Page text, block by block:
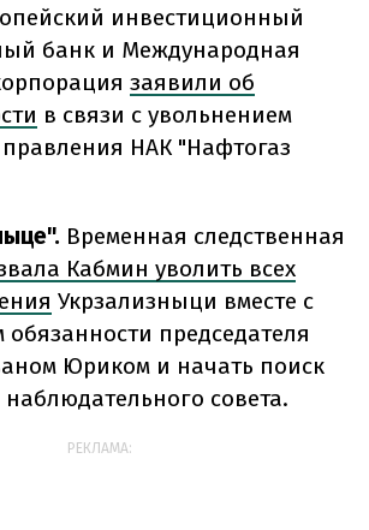
инвестиционный
банк и Международная
заявили об
в связи с увольнением
правления НАК "Нафтогаз
Временная следственная
Кабмин уволить всех
Укрзализныци вместе с
председателя
Юриком и начать поиск
совета.
РЕКЛАМА: